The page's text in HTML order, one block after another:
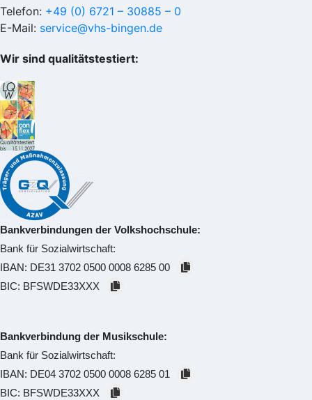
Telefon: +49 (0) 6721 – 30885 – 0
E-Mail: service@vhs-bingen.de
Wir sind qualitätstestiert:
Bankverbindungen der Volkshochschule:
Bank für Sozialwirtschaft:
IBAN: DE31 3702 0500 0008 6285 00
BIC: BFSWDE33XXX
Bankverbindung der Musikschule:
Bank für Sozialwirtschaft:
IBAN: DE04 3702 0500 0008 6285 01
BIC: BFSWDE33XXX